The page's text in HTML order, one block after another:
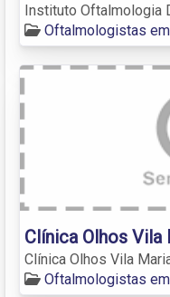
Instituto Oftalmologia
Oftalmologistas
Clínica Olhos Vila
Clínica Olhos Vila
Oftalmologistas